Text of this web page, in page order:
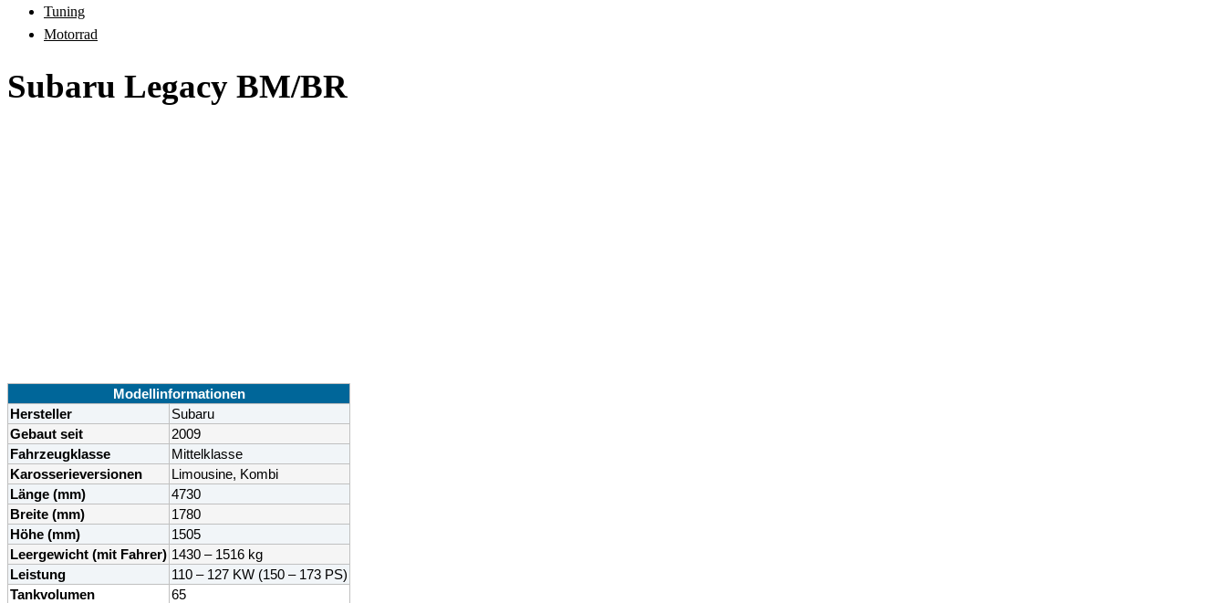
Tuning
Motorrad
Subaru Legacy BM/BR
Modellinformationen
Hersteller
Subaru
Gebaut seit
2009
Fahrzeugklasse
Mittelklasse
Karosserieversionen
Limousine, Kombi
Länge (mm)
4730
Breite (mm)
1780
Höhe (mm)
1505
Leergewicht (mit Fahrer) 1430 – 1516 kg
Leistung
110 – 127 KW (150 – 173 PS)
Tankvolumen
65